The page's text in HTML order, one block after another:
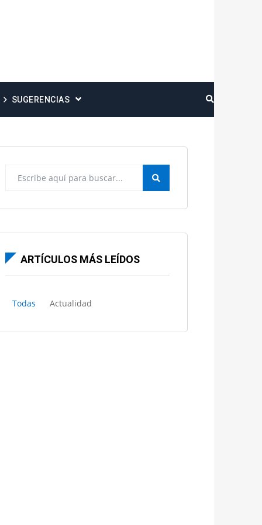
SUGERENCIAS
ARTÍCULOS MÁS LEÍDOS
Todas Actualidad